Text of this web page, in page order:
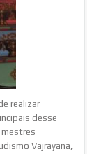
realizar
desse
Vajrayana,